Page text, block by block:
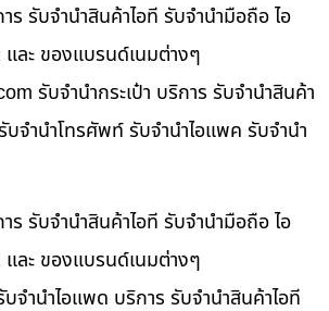
ร รับจำนำสินค้าไอที รับจำนำมือถือ ไอ
ละ ของแบรนด์เนมต่างๆ
รับจำนำกระเป๋า บริการ รับจำนำสินค้า
จำนำโทรศัพท์ รับจำนำไอแพค รับจำนำ
ร รับจำนำสินค้าไอที รับจำนำมือถือ ไอ
ละ ของแบรนด์เนมต่างๆ
จำนำไอแพด บริการ รับจำนำสินค้าไอที